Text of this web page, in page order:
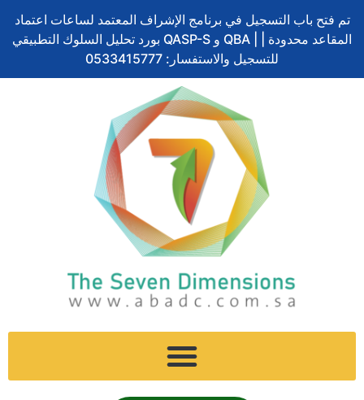
content
تم فتح باب التسجيل في برنامج الإشراف المعتمد لساعات اعتماد
بورد تحليل السلوك التطبيقي QASP-S و QBA | المقاعد محدودة |
للتسجيل والاستفسار: 0533415777